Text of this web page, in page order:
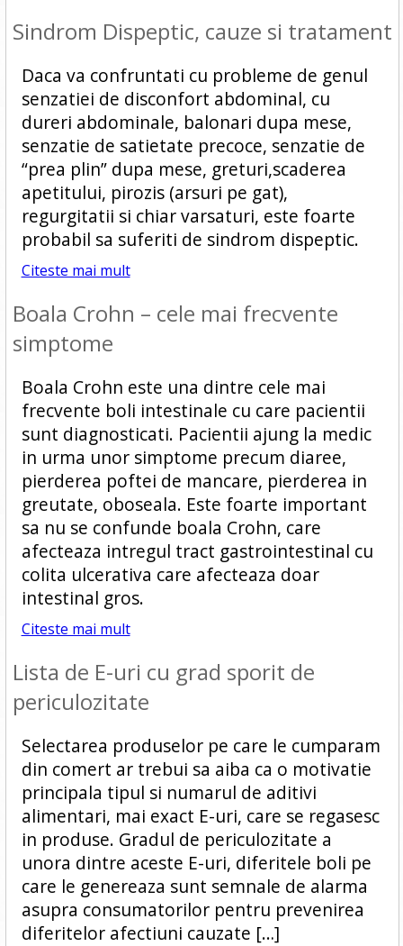
Sindrom Dispeptic, cauze si tratament
Daca va confruntati cu probleme de genul
senzatiei de disconfort abdominal, cu
dureri abdominale, balonari dupa mese,
senzatie de satietate precoce, senzatie de
“prea plin” dupa mese, greturi,scaderea
apetitului, pirozis (arsuri pe gat),
regurgitatii si chiar varsaturi, este foarte
probabil sa suferiti de sindrom dispeptic.
Citeste mai mult
Boala Crohn – cele mai frecvente
simptome
Boala Crohn este una dintre cele mai
frecvente boli intestinale cu care pacientii
sunt diagnosticati. Pacientii ajung la medic
in urma unor simptome precum diaree,
pierderea poftei de mancare, pierderea in
greutate, oboseala. Este foarte important
sa nu se confunde boala Crohn, care
afecteaza intregul tract gastrointestinal cu
colita ulcerativa care afecteaza doar
intestinal gros.
Citeste mai mult
Lista de E-uri cu grad sporit de
periculozitate
Selectarea produselor pe care le cumparam
din comert ar trebui sa aiba ca o motivatie
principala tipul si numarul de aditivi
alimentari, mai exact E-uri, care se regasesc
in produse. Gradul de periculozitate a
unora dintre aceste E-uri, diferitele boli pe
care le genereaza sunt semnale de alarma
asupra consumatorilor pentru prevenirea
diferitelor afectiuni cauzate […]